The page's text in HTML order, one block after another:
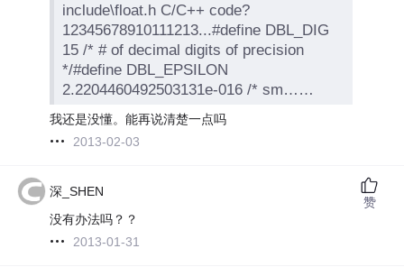
include\float.h C/C++ code?
12345678910111213...#define DBL_DIG
15 /* # of decimal digits of precision
*/#define DBL_EPSILON
2.2204460492503131e-016 /* sm……
我还是没懂。能再说清楚一点吗
2013-02-03
深_SHEN
没有办法吗？？
2013-01-31
赞